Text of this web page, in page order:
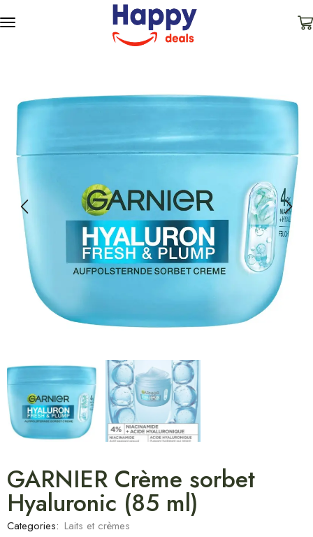
GARNIER Crème sorbet
Hyaluronic (85 ml)
Categories: Laits et crèmes